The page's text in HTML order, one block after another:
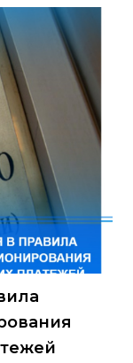
3 этого
в